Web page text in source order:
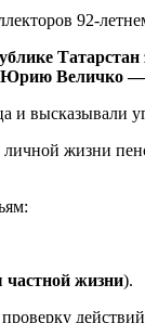
92-
Татарстан
Величко —
и
жизни
жизни).